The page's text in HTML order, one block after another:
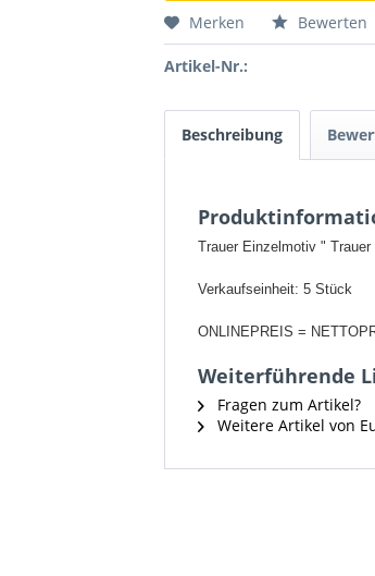
Merken Bewerten
Artikel-Nr.:
Beschreibung
Trauer Einzelmotiv "
Verkaufseinheit: 5 Stück
ONLINEPREIS =
Weiterführende
Fragen zum Artikel?
Weitere Artikel von